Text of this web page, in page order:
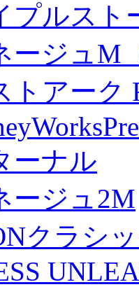
プルスト
ージュM
トアーク
ーナル
ージュ2M
クラシ